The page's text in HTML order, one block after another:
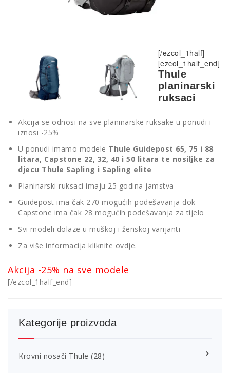
[/ezcol_1half]
[ezcol_1half_end]
Thule
planinarski
ruksaci
Akcija se odnosi na sve planinarske ruksake u ponudi i
iznosi -25%
U ponudi imamo modele Thule Guidepost 65, 75 i 88
litara, Capstone 22, 32, 40 i 50 litara te nosiljke za
djecu Thule Sapling i Sapling elite
Planinarski ruksaci imaju 25 godina jamstva
Guidepost ima čak 270 mogućih podešavanja dok
Capstone ima čak 28 mogućih podešavanja za tijelo
Svi modeli dolaze u muškoj i ženskoj varijanti
Za više informacija kliknite ovdje.
Akcija -25% na sve modele
[/ezcol_1half_end]
Kategorije proizvoda
Krovni nosači Thule (28)